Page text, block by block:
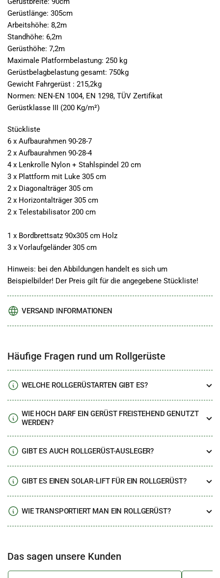
Gerüstlänge: 305cm
Arbeitshöhe: 8,2m
Standhöhe: 6,2m
Gerüsthöhe: 7,2m
Maximale Platformbelastung: 250 kg
Gerüstbelagbelastung gesamt: 750kg
Gewicht Fahrgerüst : 215,2kg
Normen: NEN-EN 1004, EN 1298, TÜV Zertifikat
Gerüstklasse III (200 Kg/m²)
Stückliste
6 x Aufbaurahmen 90-28-7
2 x Aufbaurahmen 90-28-4
4 x Lenkrolle Nylon + Stahlspindel 20 cm
3 x Plattform mit Luke 305 cm
2 x Diagonalträger 305 cm
2 x Horizontalträger 305 cm
2 x Telestabilisator 200 cm
1 x Bordbrettsatz 90x305 cm Holz
3 x Vorlaufgeländer 305 cm
Hinweis: bei den Abbildungen handelt es sich um
Beispielbilder! Der Preis gilt für die angegebene Stückliste!
VERSAND INFORMATIONEN
Häufige Fragen rund um Rollgerüste
WELCHE ROLLGERÜSTARTEN GIBT ES?
WIE HOCH DARF EIN GERÜST FREISTEHEND GENUTZT
WERDEN?
GIBT ES AUCH ROLLGERÜST-AUSLEGER?
GIBT ES EINEN SOLAR-LIFT FÜR EIN ROLLGERÜST?
WIE TRANSPORTIERT MAN EIN ROLLGERÜST?
Das sagen unsere Kunden